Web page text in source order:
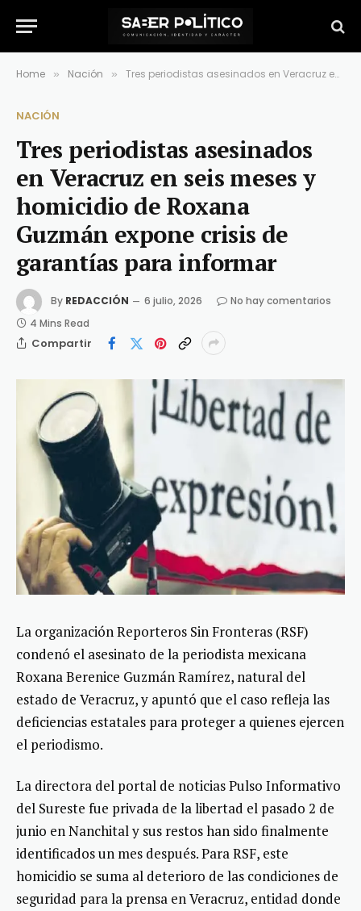
Home » Nación » Tres periodistas asesinados en Veracruz en seis meses y homicidio de Roxana Guzmán expone crisis de garantías para informar
NACIÓN
Tres periodistas asesinados
en Veracruz en seis meses y
homicidio de Roxana
Guzmán expone crisis de
garantías para informar
By REDACCIÓN 6 julio, 2026
No hay comentarios
4 Mins Read
Compartir
La organización Reporteros Sin Fronteras (RSF)
condenó el asesinato de la periodista mexicana
Roxana Berenice Guzmán Ramírez, natural del
estado de Veracruz, y apuntó que el caso refleja las
deficiencias estatales para proteger a quienes ejercen
el periodismo.
La directora del portal de noticias Pulso Informativo
del Sureste fue privada de la libertad el pasado 2 de
junio en Nanchital y sus restos han sido finalmente
identificados un mes después. Para RSF, este
homicidio se suma al deterioro de las condiciones de
seguridad para la prensa en Veracruz, entidad donde